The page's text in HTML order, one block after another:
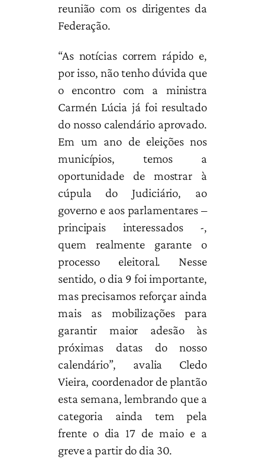
reunião com os dirigentes da
Federação.
“As notícias correm rápido e,
por isso, não tenho dúvida que
o encontro com a ministra
Carmén Lúcia já foi resultado
do nosso calendário aprovado.
Em um ano de eleições nos
municípios, temos a
oportunidade de mostrar à
cúpula do Judiciário, ao
governo e aos parlamentares –
principais interessados -,
quem realmente garante o
processo eleitoral. Nesse
sentido, o dia 9 foi importante,
mas precisamos reforçar ainda
mais as mobilizações para
garantir maior adesão às
próximas datas do nosso
calendário”, avalia Cledo
Vieira, coordenador de plantão
esta semana, lembrando que a
categoria ainda tem pela
frente o dia 17 de maio e a
greve a partir do dia 30.